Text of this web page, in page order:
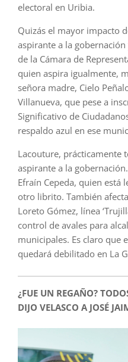
electoral en Uribia.
Quizás el mayor impacto
aspirante a la
de la Cámara de
quien aspira igualmente,
señora madre, Cielo
Villanueva, que pese a
Significativo de
respaldo azul en ese
Lacouture, prácticamente
aspirante a la
Efraín Cepeda, quien está
otro librito. También
Loreto Gómez, línea
control de avales para
municipales. Es claro que
quedará debilitado en La
¿FUE UN REGAÑO?
DIJO VELASCO A JOSÉ